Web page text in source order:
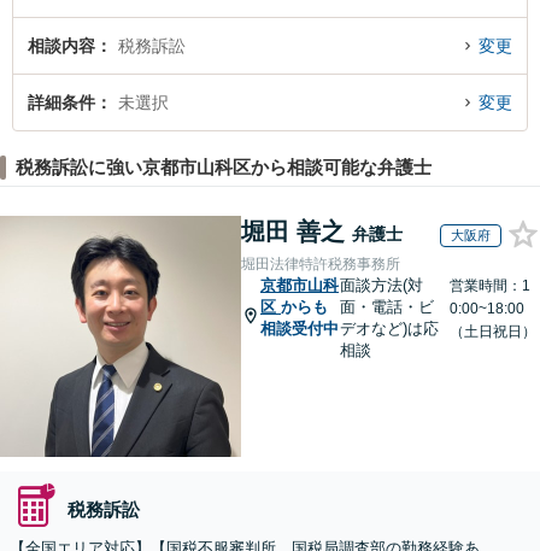
相談内容 税務訴訟 変更
詳細条件 未選択 変更
税務訴訟に強い京都市山科区から相談可能な弁護士
堀田 善之 弁護士 大阪府
堀田法律特許税務事務所
京都市山科
区 からも
相談受付中
面談方法(対
面・電話・ビ
デオなど)は応
相談
営業時間：1
0:00~18:00
（土日祝日）
税務訴訟